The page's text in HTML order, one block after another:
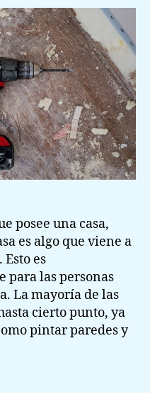
el
valor
de
tu
casa
posee una casa,
es algo que viene a
es
para las personas
La mayoría de las
cierto punto, ya
pintar paredes y